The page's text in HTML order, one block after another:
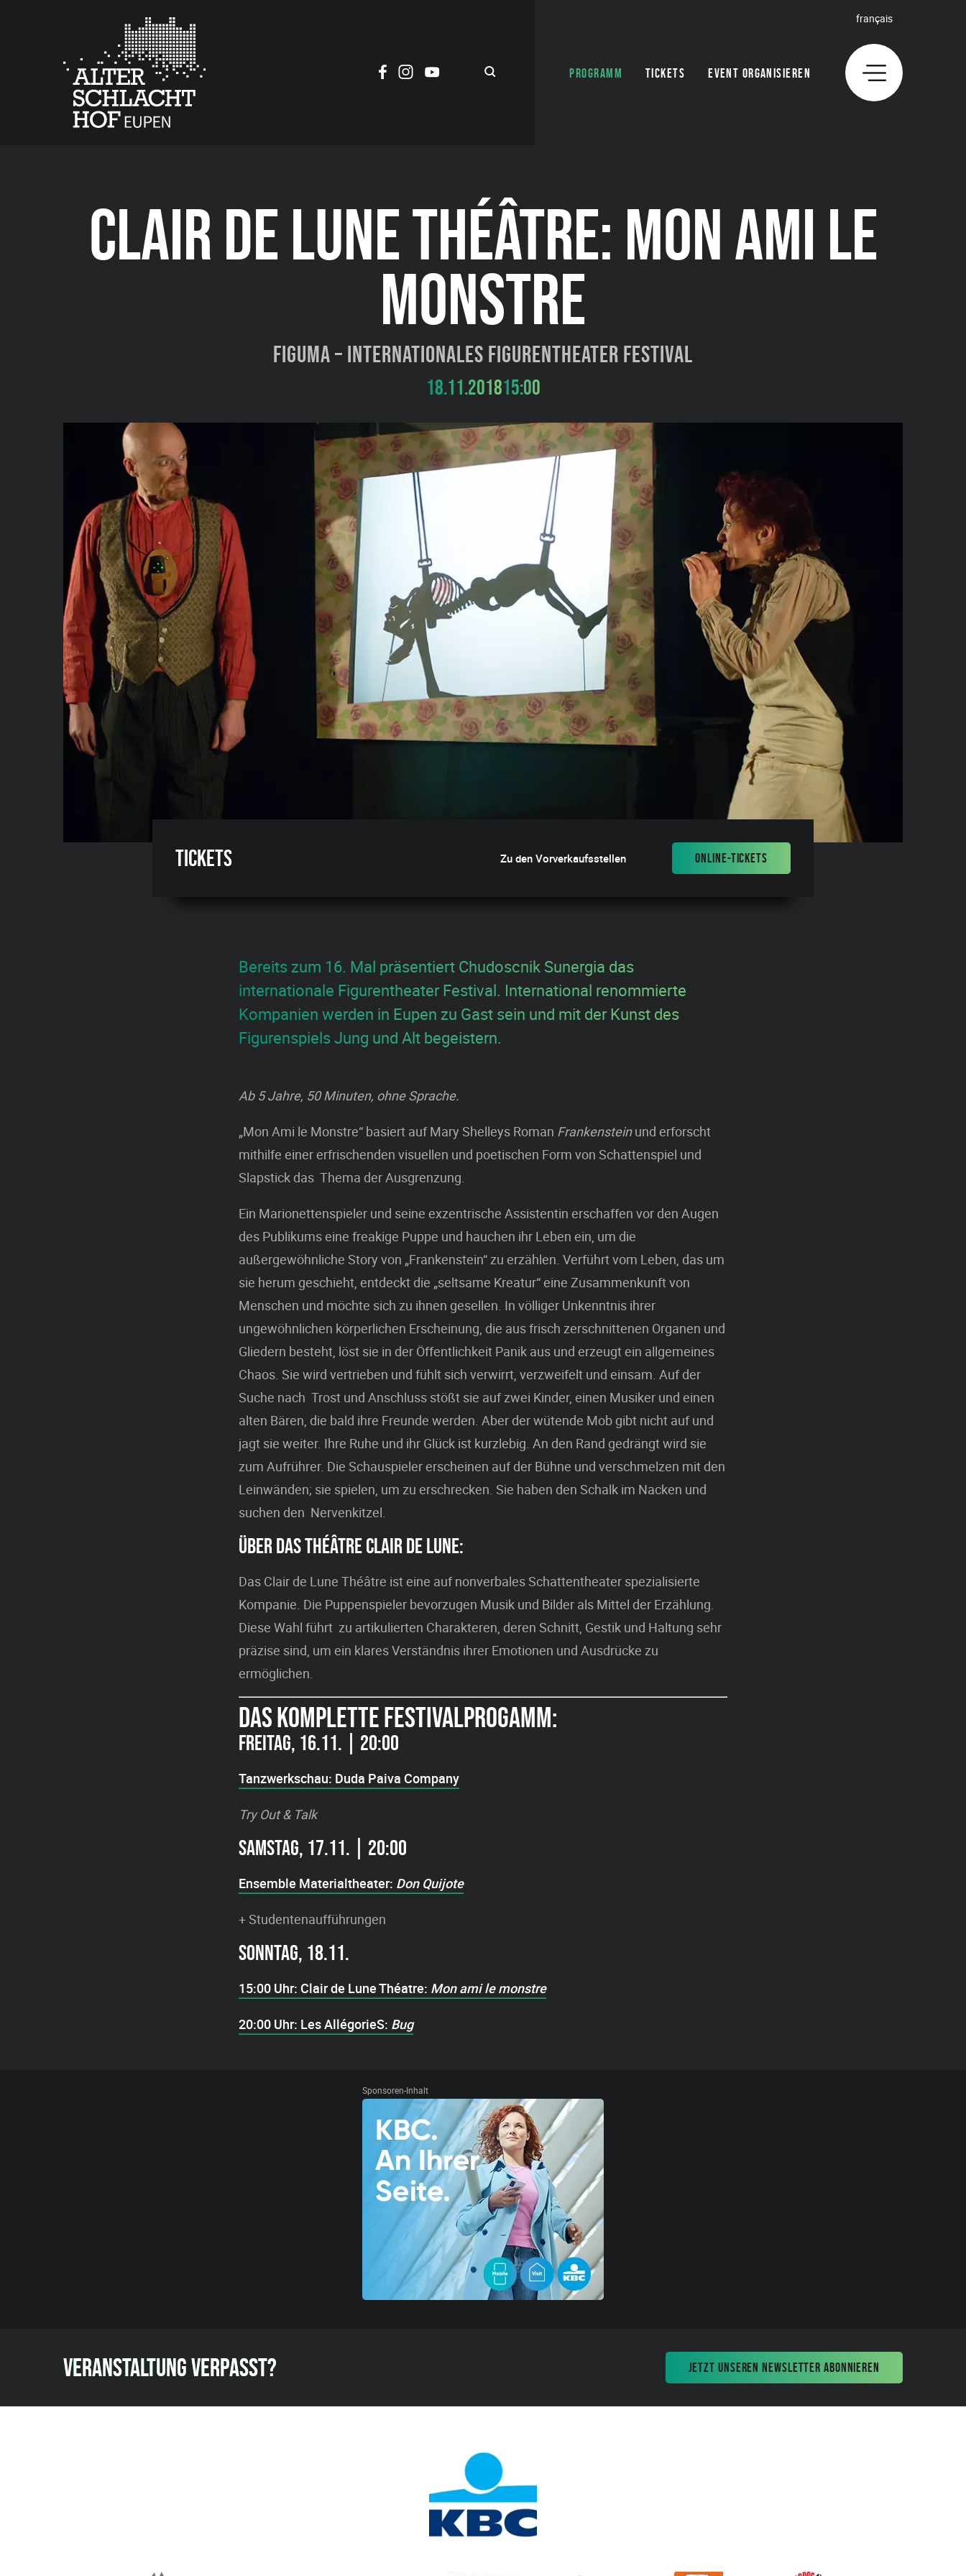
PROGRAMM TICKETS EVENT ORGANISIEREN
français
CLAIR DE LUNE THÉÂTRE: MON AMI LE
MONSTRE
fiGUMa – Internationales Figurentheater Festival
18.11.201815:00
Tickets Zu den Vorverkaufsstellen ONLINE-TICKETS
Bereits zum 16. Mal präsentiert Chudoscnik Sunergia das
internationale Figurentheater Festival. International renommierte
Kompanien werden in Eupen zu Gast sein und mit der Kunst des
Figurenspiels Jung und Alt begeistern.
Ab 5 Jahre, 50 Minuten, ohne Sprache.
„Mon Ami le Monstre“ basiert auf Mary Shelleys Roman Frankensteinund erforscht
mithilfe einer erfrischenden visuellen und poetischen Form von Schattenspiel und
Slapstick das Thema der Ausgrenzung.
Ein Marionettenspieler und seine exzentrische Assistentin erschaffen vor den Augen
des Publikums eine freakige Puppe und hauchen ihr Leben ein, um die
außergewöhnliche Story von „Frankenstein“ zu erzählen. Verführt vom Leben, das um
sie herum geschieht, entdeckt die „seltsame Kreatur“ eine Zusammenkunft von
Menschen und möchte sich zu ihnen gesellen. In völliger Unkenntnis ihrer
ungewöhnlichen körperlichen Erscheinung, die aus frisch zerschnittenen Organen und
Gliedern besteht, löst sie in der Öffentlichkeit Panik aus und erzeugt ein allgemeines
Chaos. Sie wird vertrieben und fühlt sich verwirrt, verzweifelt und einsam. Auf der
Suche nach Trost und Anschluss stößt sie auf zwei Kinder, einen Musiker und einen
alten Bären, die bald ihre Freunde werden. Aber der wütende Mob gibt nicht auf und
jagt sie weiter. Ihre Ruhe und ihr Glück ist kurzlebig. An den Rand gedrängt wird sie
zum Aufrührer. Die Schauspieler erscheinen auf der Bühne und verschmelzen mit den
Leinwänden; sie spielen, um zu erschrecken. Sie haben den Schalk im Nacken und
suchen den Nervenkitzel.
ÜBER DAS THÉÂTRE CLAIR DE LUNE:
Das Clair de Lune Théâtre ist eine auf nonverbales Schattentheater spezialisierte
Kompanie. Die Puppenspieler bevorzugen Musik und Bilder als Mittel der Erzählung.
Diese Wahl führt zu artikulierten Charakteren, deren Schnitt, Gestik und Haltung sehr
präzise sind, um ein klares Verständnis ihrer Emotionen und Ausdrücke zu
ermöglichen.
DAS KOMPLETTE FESTIVALPROGAMM:
FREITAG, 16.11. | 20:00
Tanzwerkschau: Duda Paiva Company
Try Out & Talk
SAMSTAG, 17.11. | 20:00
Ensemble Materialtheater: Don Quijote
+ Studentenaufführungen
SONNTAG, 18.11.
15:00 Uhr: Clair de Lune Théatre: Mon ami le monstre
20:00 Uhr: Les AllégorieS: Bug
Sponsoren-Inhalt
VERANSTALTUNG VERPASST? JETZT UNSEREN NEWSLETTER ABONNIEREN